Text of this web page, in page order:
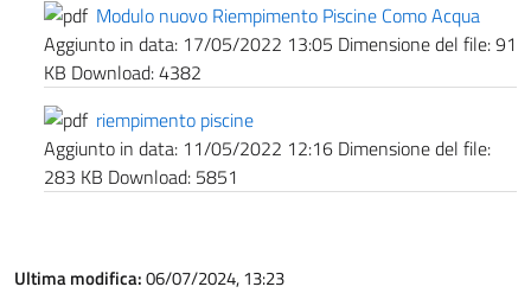
Modulo nuovo Riempimento Piscine Como Acqua
Aggiunto in data: 17/05/2022 13:05 Dimensione del file:91
KB Download:4382
riempimento piscine
Aggiunto in data: 11/05/2022 12:16 Dimensione del file:
283 KB Download: 5851
Ultima modifica:06/07/2024, 13:23